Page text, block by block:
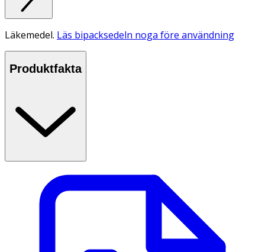
Läkemedel. Läs bipacksedeln noga före användning
Produktfakta